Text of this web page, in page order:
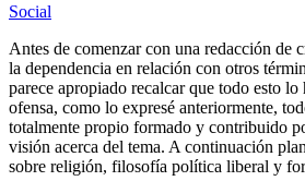
Social
Antes de comenzar con una redacción de
la dependencia en relación con otros
parece apropiado recalcar que todo esto
ofensa, como lo expresé anteriormente,
totalmente propio formado y contribuido
visión acerca del tema. A continuación
sobre religión, filosofía política liberal y